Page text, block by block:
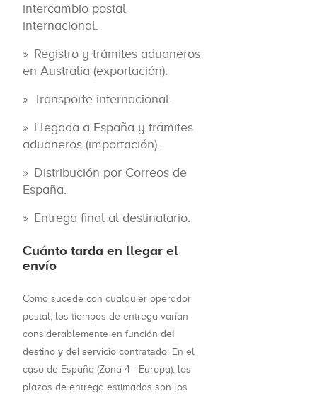
intercambio postal
internacional.
Registro y trámites aduaneros
en Australia (exportación).
Transporte internacional.
Llegada a España y trámites
aduaneros (importación).
Distribución por Correos de
España.
Entrega final al destinatario.
Cuánto tarda en llegar el
envío
Como sucede con cualquier operador
postal, los tiempos de entrega varían
considerablemente en función del
destino y del servicio contratado. En el
caso de España (Zona 4 - Europa), los
plazos de entrega estimados son los